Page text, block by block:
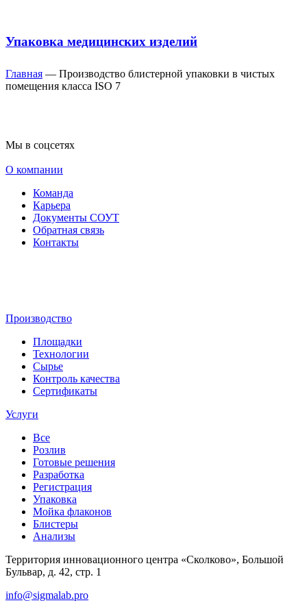
Упаковка медицинских изделий
Главная — Производство блистерной упаковки в чистых
помещения класса ISO 7
Мы в соцсетях
О компании
Команда
Карьера
Документы СОУТ
Обратная связь
Контакты
Производство
Площадки
Технологии
Сырье
Контроль качества
Сертификаты
Услуги
Все
Розлив
Готовые решения
Разработка
Регистрация
Упаковка
Мойка флаконов
Блистеры
Анализы
Территория инновационного центра «Сколково», Большой
Бульвар, д. 42, стр. 1
info@sigmalab.pro